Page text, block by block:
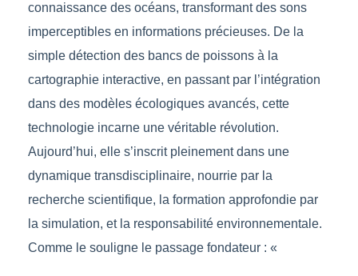
connaissance des océans, transformant des sons
imperceptibles en informations précieuses. De la
simple détection des bancs de poissons à la
cartographie interactive, en passant par l’intégration
dans des modèles écologiques avancés, cette
technologie incarne une véritable révolution.
Aujourd’hui, elle s’inscrit pleinement dans une
dynamique transdisciplinaire, nourrie par la
recherche scientifique, la formation approfondie par
la simulation, et la responsabilité environnementale.
Comme le souligne le passage fondateur : «